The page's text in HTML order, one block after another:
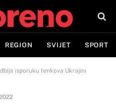
REGION SVIJET SPORT
isporuku tenkova Ukrajini